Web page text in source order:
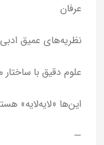
عرفان
نظریه‌های عمیق ادبی
علوم دقیق با
این‌ها «لایه‌لایه»
—